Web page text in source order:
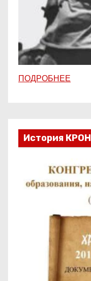
ПОДРОБНЕЕ
История КРОН